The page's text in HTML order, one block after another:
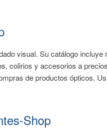
visual. Su catálogo
colirios y accesorios a
de productos ópticos.
Shop